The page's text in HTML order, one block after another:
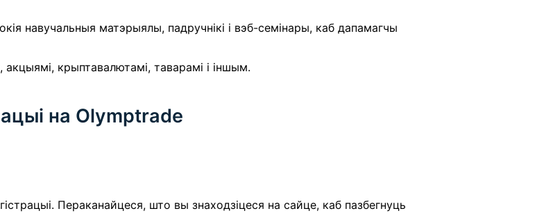
навучальныя матэрыялы, падручнікі і вэб-семінары, каб дапамагчы
крыптавалютамі, таварамі і іншым.
на Olymptrade
Пераканайцеся, што вы знаходзіцеся на сайце, каб пазбегнуць